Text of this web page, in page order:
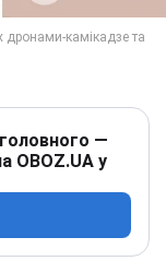
—
OBOZ.UA у